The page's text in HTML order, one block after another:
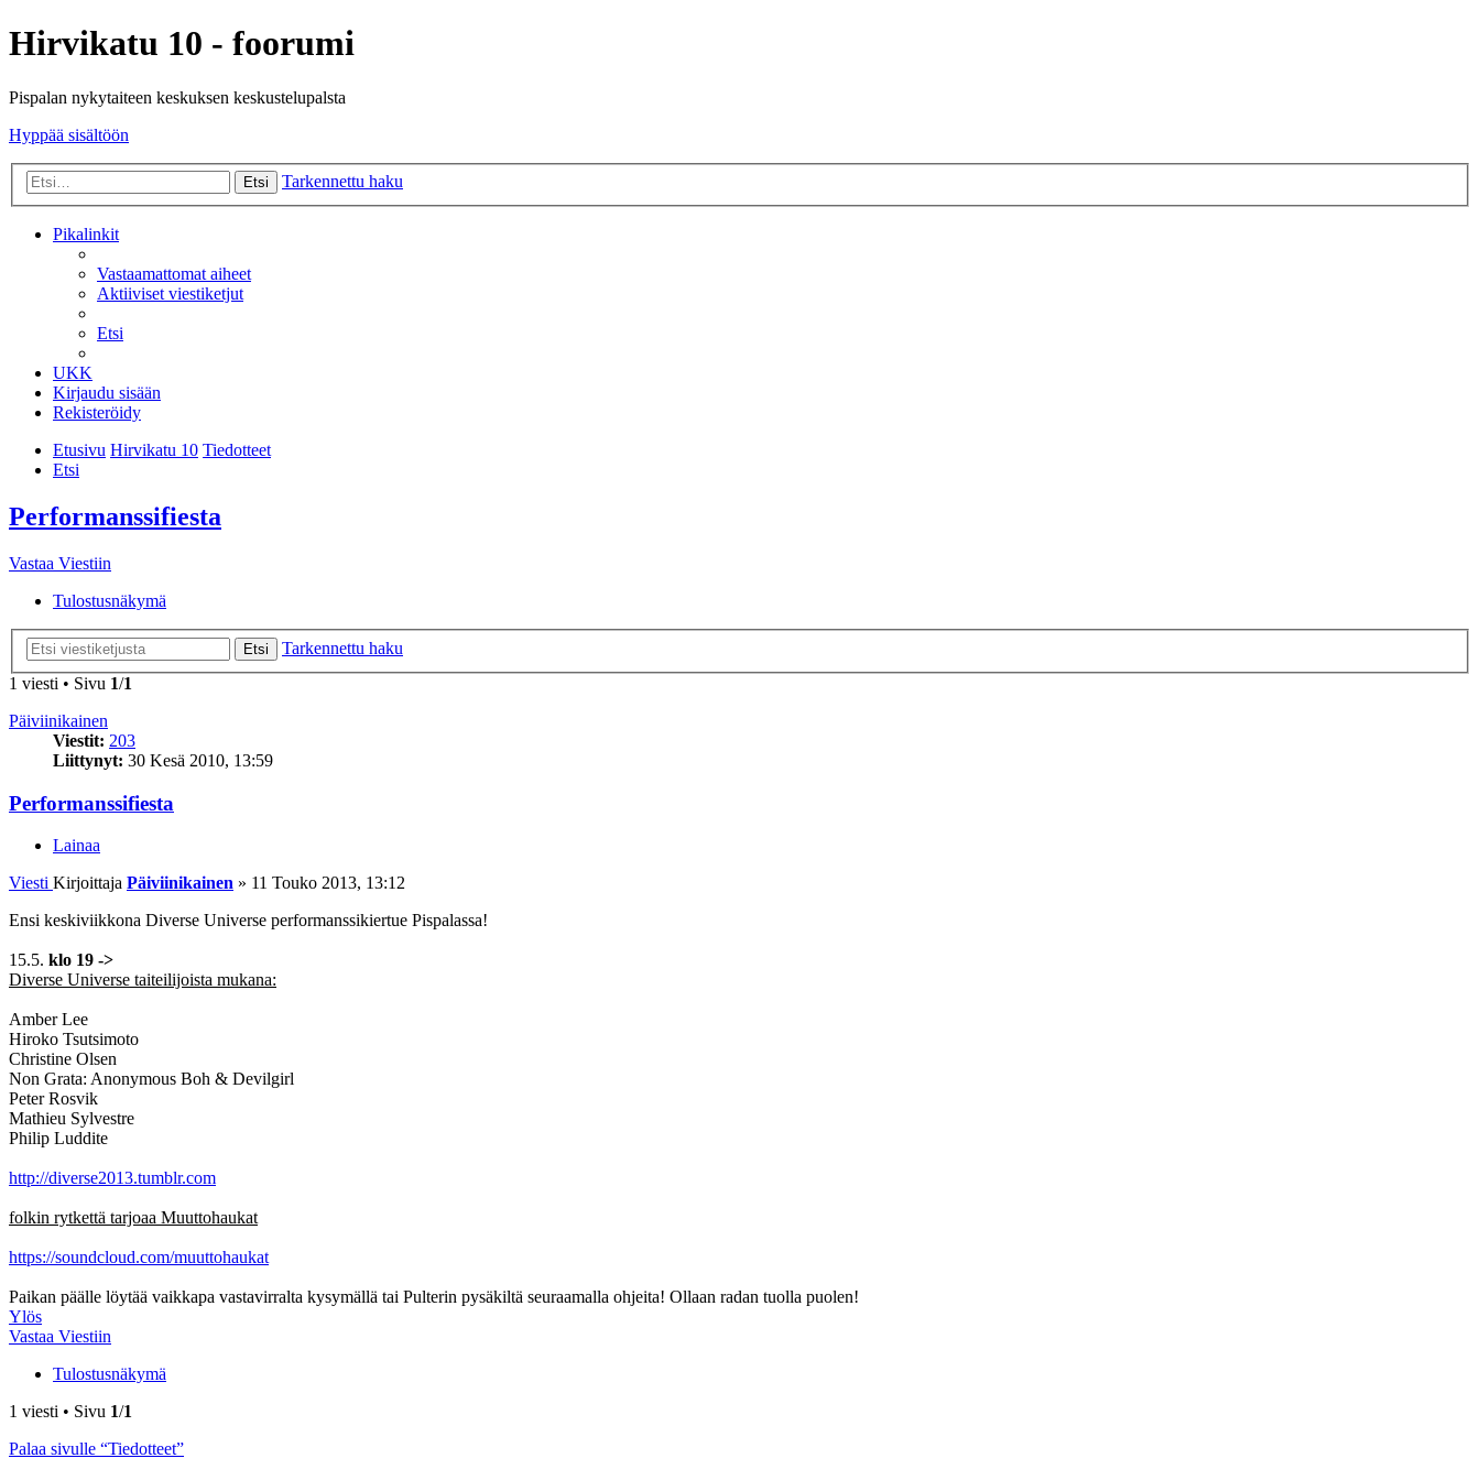
Hirvikatu 10 - foorumi
Pispalan nykytaiteen keskuksen keskustelupalsta
Hyppää sisältöön
Etsi Tarkennettu haku
Pikalinkit
Vastaamattomat aiheet
Aktiiviset viestiketjut
Etsi
UKK
Kirjaudu sisään
Rekisteröidy
Etusivu Hirvikatu 10 Tiedotteet
Etsi
Performanssifiesta
Vastaa Viestiin
Tulostusnäkymä
Etsi
Tarkennettu haku
1 viesti • Sivu 1/1
Päiviinikainen
Viestit: 203
Liittynyt: 30 Kesä 2010, 13:59
Performanssifiesta
Lainaa
Viesti Kirjoittaja Päiviinikainen » 11 Touko 2013, 13:12
Ensi keskiviikkona Diverse Universe performanssikiertue Pispalassa!
15.5. klo 19 ->
Diverse Universe taiteilijoista mukana:
Amber Lee
Hiroko Tsutsimoto
Christine Olsen
Non Grata: Anonymous Boh & Devilgirl
Peter Rosvik
Mathieu Sylvestre
Philip Luddite
http://diverse2013.tumblr.com
folkin rytkettä tarjoaa Muuttohaukat
https://soundcloud.com/muuttohaukat
Paikan päälle löytää vaikkapa vastavirralta kysymällä tai Pulterin pysäkiltä seuraamalla ohjeita! Ollaan radan tuolla puolen!
Ylös
Vastaa Viestiin
Tulostusnäkymä
1 viesti • Sivu 1/1
Palaa sivulle “Tiedotteet”